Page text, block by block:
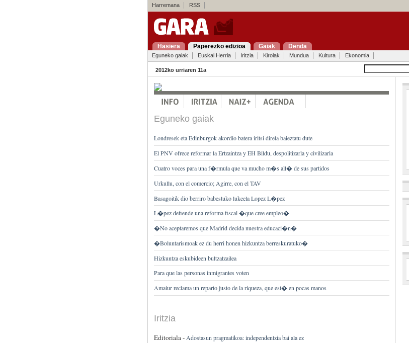
Harremana RSS
Hasiera Paperezko edizioa Gaiak Denda
Eguneko gaiak Euskal Herria Iritzia Kirolak Mundua Kultura Ekonomia
2012ko urriaren 11a
Eguneko gaiak
Londresek eta Edinburgok akordio batera iritsi direla baieztatu dute
El PNV ofrece reformar la Ertzaintza y EH Bildu, despolitizarla y civilizarla
Cuatro voces para una f�rmula que va mucho m�s all� de sus partidos
Urkullu, con el comercio; Agirre, con el TAV
Basagoitik dio berriro babestuko lukeela Lopez L�pez
L�pez defiende una reforma fiscal �que cree empleo�
�No aceptaremos que Madrid decida nuestra educaci�n�
�Boluntarismoak ez du herri honen hizkuntza berreskuratuko�
Hizkuntza eskubideen bultzatzailea
Para que las personas inmigrantes voten
Amaiur reclama un reparto justo de la riqueza, que est� en pocas manos
Iritzia
Editoriala -Adostasun pragmatikoa: independentzia bai ala ez